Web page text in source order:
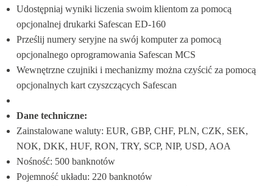
Udostępniaj wyniki liczenia swoim klientom za pomocą
opcjonalnej drukarki Safescan ED-160
Prześlij numery seryjne na swój komputer za pomocą
opcjonalnego oprogramowania Safescan MCS
Wewnętrzne czujniki i mechanizmy można czyścić za pomocą
opcjonalnych kart czyszczących Safescan
Dane techniczne:
Zainstalowane waluty: EUR, GBP, CHF, PLN, CZK, SEK,
NOK, DKK, HUF, RON, TRY, SCP, NIP, USD, AOA
Nośność: 500 banknotów
Pojemność układu: 220 banknotów